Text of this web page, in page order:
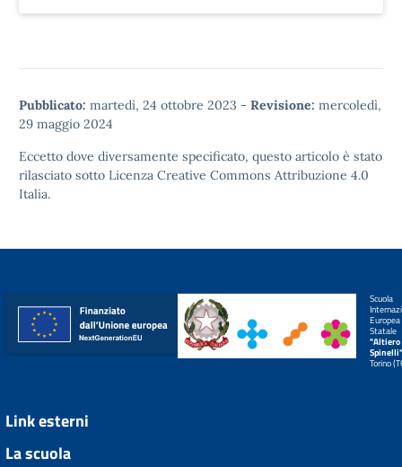
Pubblicato: martedì, 24 ottobre 2023 - Revisione: mercoledì,
29 maggio 2024
Eccetto dove diversamente specificato, questo articolo è stato
rilasciato sotto Licenza Creative Commons Attribuzione 4.0
Italia.
Scuola
Europea
Statale
"Altiero
Torino
Link esterni
La scuola